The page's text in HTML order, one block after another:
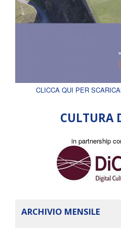
CLICCA QUI PER
CULTURA
in partnership
ARCHIVIO MENSILE